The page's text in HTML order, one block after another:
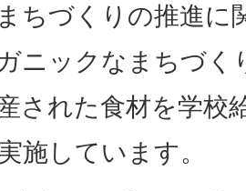
ちづくりの推進に
ニックなまちづく
された食材を学校
施しています。